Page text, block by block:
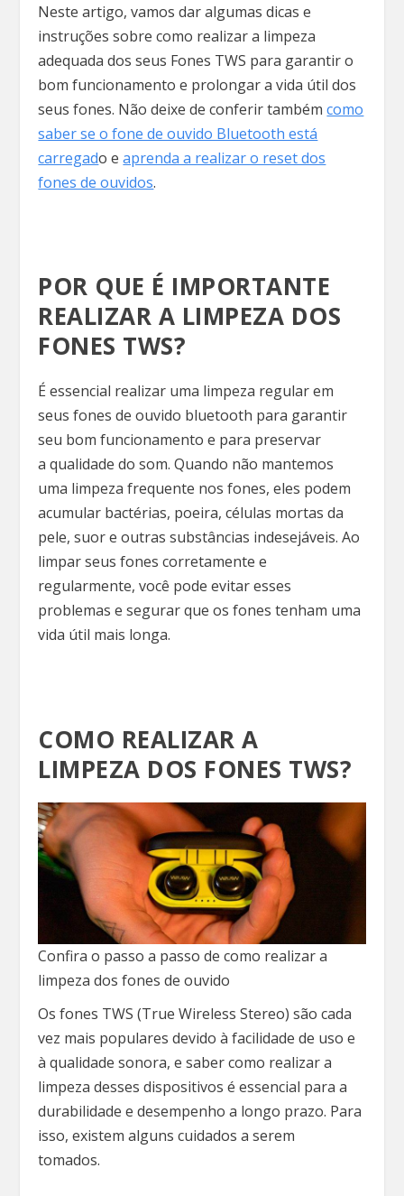
Neste artigo, vamos dar algumas dicas e
instruções sobre como realizar a limpeza
adequada dos seus Fones TWS para garantir o
bom funcionamento e prolongar a vida útil dos
seus fones. Não deixe de conferir tambémcomo
saber se o fone de ouvido Bluetooth está
carregado eaprenda a realizar o reset dos
fones de ouvidos.
POR QUE É IMPORTANTE
REALIZAR A LIMPEZA DOS
FONES TWS?
É essencial realizar uma limpeza regular em
seus fones de ouvido bluetooth para garantir
seu bom funcionamento e para preservar
a qualidade do som. Quando não mantemos
uma limpeza frequente nos fones, eles podem
acumular bactérias, poeira, células mortas da
pele, suor e outras substâncias indesejáveis. Ao
limpar seus fones corretamente e
regularmente, você pode evitar esses
problemas e segurar que os fones tenham uma
vida útil mais longa.
COMO REALIZAR A
LIMPEZA DOS FONES TWS?
Confira o passo a passo de como realizar a
limpeza dos fones de ouvido
Os fones TWS (True Wireless Stereo) são cada
vez mais populares devido à facilidade de uso e
à qualidade sonora, e saber como realizar a
limpeza desses dispositivos é essencial para a
durabilidade e desempenho a longo prazo. Para
isso, existem alguns cuidados a serem
tomados.